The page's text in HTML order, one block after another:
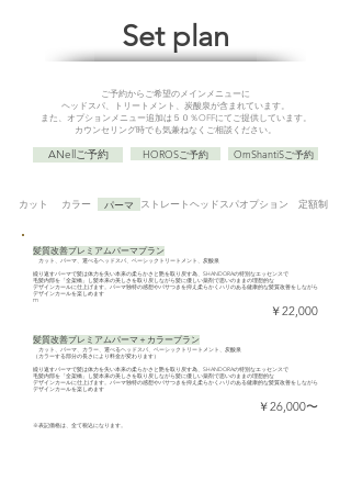
Set plan
ご予約からご希望のメインメニューに
ヘッドスパ、トリートメント、炭酸泉が含まれています。
また、オプションメニュー追加は５０％OFFにてご提供しています。
カウンセリング時でも気兼ねなく​ご相談ください。
ANellご予約 HOROSご予約 OmShantiSご予約
カット カラー パーマ ストレートヘッドスパオプション 定額制
髪質改善プレミアムパーマプラン
カット、パーマ、選べるヘッドスパ、ベーシックトリートメント、炭酸泉
繰り返すパーマで髪は体力を失い本来の柔らかさと艶を取り戻す為、SHANDORAの特別なエッセンスで
毛髪内部を「全架橋」し髪本来の美しさを取り戻しながら髪に優しい薬剤で思いのままの理想的な
デザインカールに仕上げます。パーマ独特の感想やパサつきを抑え柔らかくハリのある健康的な髪質改善をしながら
デザインカールを楽しめます
m
￥22,000
髪質改善プレミアムパーマ＋カラープラン
カット、パーマ、カラー、選べるヘッドスパ、ベーシックトリートメント、炭酸泉
（カラーする部分の長さにより料金が変わります）
繰り返すパーマで髪は体力を失い本来の柔らかさと艶を取り戻す為、SHANDORAの特別なエッセンスで
毛髪内部を「全架橋」し髪本来の美しさを取り戻しながら髪に優しい薬剤で思いのままの理想的な
デザインカールに仕上げます。パーマ独特の感想やパサつきを抑え柔らかくハリのある健康的な髪質改善をしながら
デザインカールを楽しめます
￥26,000〜
​※表記価格は、全て税込になります。